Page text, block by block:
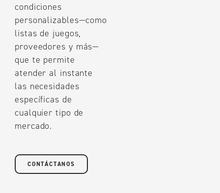
condiciones
personalizables—como
listas de juegos,
proveedores y más—
que te permite
atender al instante
las necesidades
específicas de
cualquier tipo de
mercado.
CONTÁCTANOS